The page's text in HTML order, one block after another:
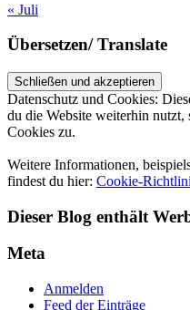
« Juli
Übersetzen/ Translate
Datenschutz und Cookies:
du die Website weiterhin
Cookies zu.
Weitere Informationen,
findest du hier: Cookie-
Dieser Blog enthält
Meta
Anmelden
Feed der Einträge